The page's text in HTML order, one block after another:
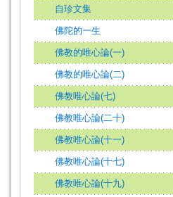
自珍文集
佛陀的一生
佛教的唯心論(一)
佛教的唯心論(二)
佛教唯心論(七)
佛教唯心論(二十)
佛教唯心論(十一)
佛教唯心論(十七)
佛教唯心論(十九)